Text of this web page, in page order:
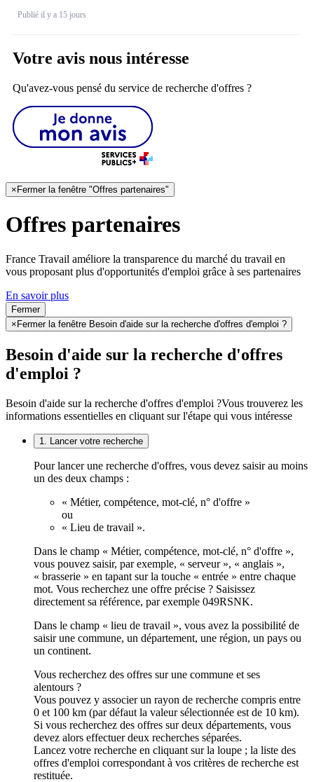
Publié il y a 15 jours
Votre avis nous intéresse
Qu'avez-vous pensé du service de recherche d'offres ?
× Fermer la fenêtre "Offres partenaires"
Offres partenaires
France Travail améliore la transparence du marché du travail en
vous proposant plus d'opportunités d'emploi grâce à ses partenaires
En savoir plus
Fermer
× Fermer la fenêtre Besoin d'aide sur la recherche d'offres d'emploi ?
Besoin d'aide sur la recherche d'offres
d'emploi ?
Besoin d'aide sur la recherche d'offres d'emploi ?Vous trouverez les
informations essentielles en cliquant sur l'étape qui vous intéresse
1. Lancer votre recherche
Pour lancer une recherche d'offres, vous devez saisir au moins
un des deux champs :
« Métier, compétence, mot-clé, n° d'offre »
ou
« Lieu de travail ».
Dans le champ « Métier, compétence, mot-clé, n° d'offre »,
vous pouvez saisir, par exemple, « serveur », « anglais »,
« brasserie » en tapant sur la touche « entrée » entre chaque
mot. Vous recherchez une offre précise ? Saisissez
directement sa référence, par exemple 049RSNK.
Dans le champ « lieu de travail », vous avez la possibilité de
saisir une commune, un département, une région, un pays ou
un continent.
Vous recherchez des offres sur une commune et ses
alentours ?
Vous pouvez y associer un rayon de recherche compris entre
0 et 100 km (par défaut la valeur sélectionnée est de 10 km).
Si vous recherchez des offres sur deux départements, vous
devez alors effectuer deux recherches séparées.
Lancez votre recherche en cliquant sur la loupe ; la liste des
offres d'emploi correspondant à vos critères de recherche est
restituée.